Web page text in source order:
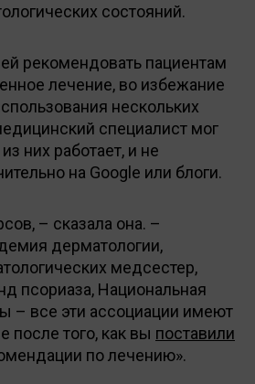
состояний.
рекомендовать пациентам
лечение, во избежание
нескольких
специалист мог
них работает, и не
на Google или блоги.
– сказала она. –
дерматологии,
медсестер,
псориаза, Национальная
– все эти ассоциации имеют
после того, как вы поставили
по лечению».